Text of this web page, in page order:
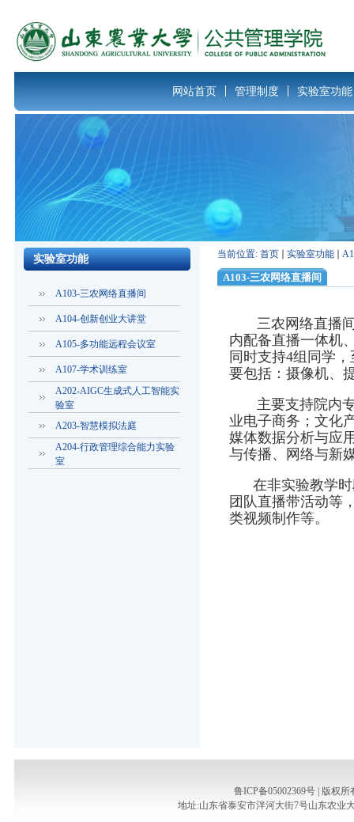
网站首页 管理制度 实验室功能
实验室功能
A103-三农网络直播间
A104-创新创业大讲堂
A105-多功能远程会议室
A107-学术训练室
A202-AIGC生成式人工智能实
验室
A203-智慧模拟法庭
A204-行政管理综合能力实验
室
当前位置: 首页 实验室功能
A103-三农网络直播间
三农网络直播间
内配备直播一体机
同时支持4组同学
要包括：摄像机、
主要支持院内专
业电子商务；文化
媒体数据分析与应
与传播、网络与新
在非实验教学时
团队直播带活动等
类视频制作等。
鲁ICP备05002369号 | 版权
地址:山东省泰安市泮河大街7号山东农业